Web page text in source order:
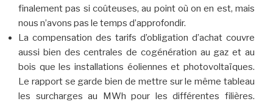
finalement pas si coûteuses, au point où on en est, mais
nous n’avons pas le temps d’approfondir.
La compensation des tarifs d’obligation d’achat couvre
aussi bien des centrales de cogénération au gaz et au
bois que les installations éoliennes et photovoltaïques.
Le rapport se garde bien de mettre sur le même tableau
les surcharges au MWh pour les différentes filières.